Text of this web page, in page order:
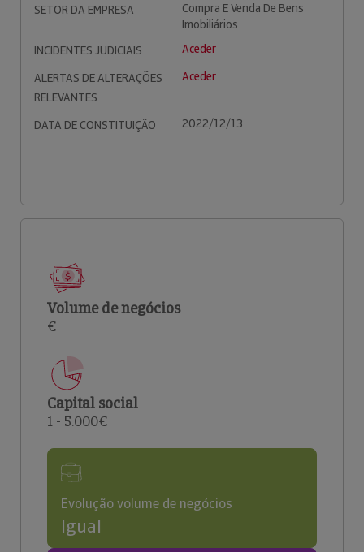
SETOR DA EMPRESA
Compra E Venda De Bens
Imobiliários
INCIDENTES JUDICIAIS
Aceder
ALERTAS DE ALTERAÇÕES
RELEVANTES
Aceder
DATA DE CONSTITUIÇÃO 2022/12/13
Volume de negócios
€
Capital social
1 - 5.000€
Evolução volume de negócios
Igual